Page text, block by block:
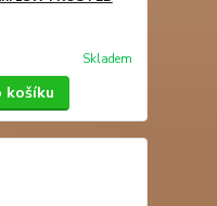
Skladem
košíku